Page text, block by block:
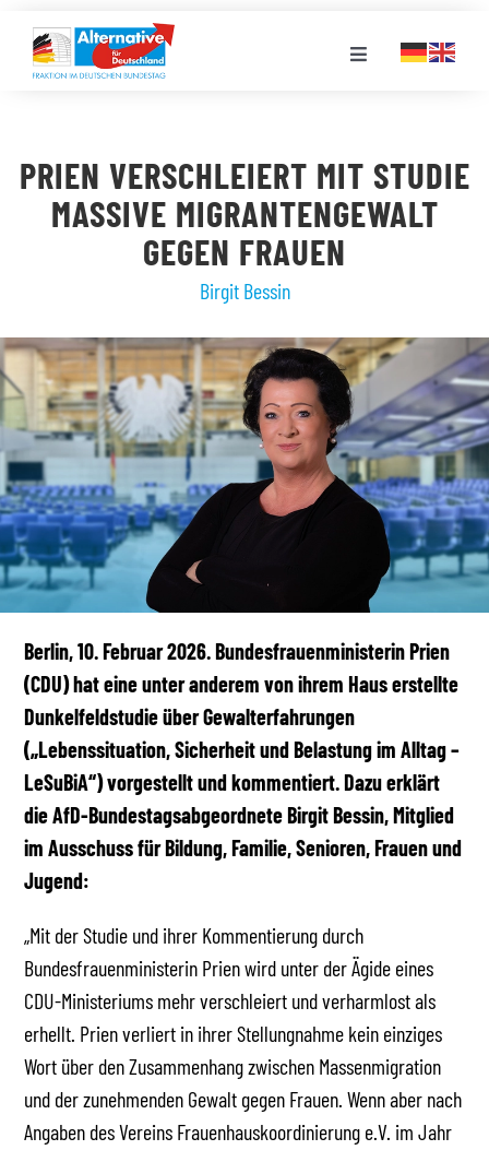
Inhalt
springen
Toggle
LANDESGRUPPEN
VERANSTALTUNGEN
PRESSE
STELLENPORTAL
MEDIATHEK
PRIEN VERSCHLEIERT MIT STUDIE
MASSIVE MIGRANTENGEWALT
GEGEN FRAUEN
Birgit Bessin
Berlin, 10. Februar 2026. Bundesfrauenministerin Prien
(CDU) hat eine unter anderem von ihrem Haus erstellte
Dunkelfeldstudie über Gewalterfahrungen
(„Lebenssituation, Sicherheit und Belastung im Alltag –
LeSuBiA“) vorgestellt und kommentiert. Dazu erklärt
die AfD-Bundestagsabgeordnete Birgit Bessin, Mitglied
im Ausschuss für Bildung, Familie, Senioren, Frauen und
Jugend:
„Mit der Studie und ihrer Kommentierung durch
Bundesfrauenministerin Prien wird unter der Ägide eines
CDU-Ministeriums mehr verschleiert und verharmlost als
erhellt. Prien verliert in ihrer Stellungnahme kein einziges
Wort über den Zusammenhang zwischen Massenmigration
und der zunehmenden Gewalt gegen Frauen. Wenn aber nach
Angaben des Vereins Frauenhauskoordinierung e.V. im Jahr